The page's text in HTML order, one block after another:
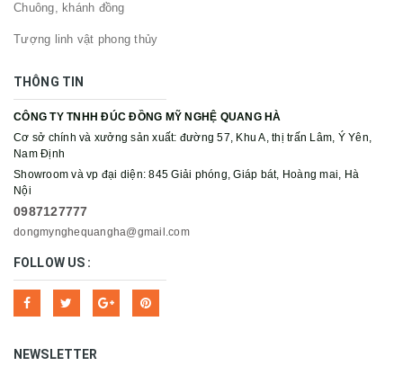
Chuông, khánh đồng
Tượng linh vật phong thủy
THÔNG TIN
CÔNG TY TNHH ĐÚC ĐỒNG MỸ NGHỆ QUANG HÀ
Cơ sở chính và xưởng sản xuất: đường 57, Khu A, thị trấn Lâm, Ý Yên,
Nam Định
Showroom và vp đại diện: 845 Giải phóng, Giáp bát, Hoàng mai, Hà
Nội
0987127777
dongmynghequangha@gmail.com
FOLLOW US :
NEWSLETTER